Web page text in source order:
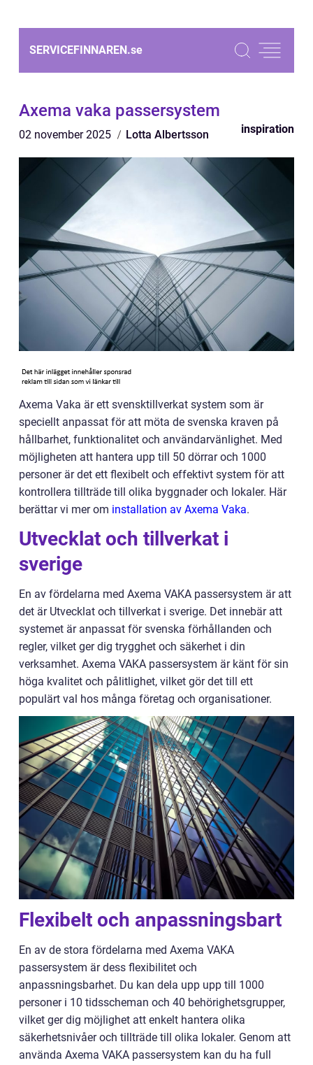
SERVICEFINNAREN.se
Axema vaka passersystem
02 november 2025 Lotta Albertsson inspiration
Axema Vaka är ett svensktillverkat system som är
speciellt anpassat för att möta de svenska kraven på
hållbarhet, funktionalitet och användarvänlighet. Med
möjligheten att hantera upp till 50 dörrar och 1000
personer är det ett flexibelt och effektivt system för att
kontrollera tillträde till olika byggnader och lokaler. Här
berättar vi mer om installation av Axema Vaka.
Utvecklat och tillverkat i
sverige
En av fördelarna med Axema VAKA passersystem är att
det är Utvecklat och tillverkat i sverige. Det innebär att
systemet är anpassat för svenska förhållanden och
regler, vilket ger dig trygghet och säkerhet i din
verksamhet. Axema VAKA passersystem är känt för sin
höga kvalitet och pålitlighet, vilket gör det till ett
populärt val hos många företag och organisationer.
Flexibelt och anpassningsbart
En av de stora fördelarna med Axema VAKA
passersystem är dess flexibilitet och
anpassningsbarhet. Du kan dela upp upp till 1000
personer i 10 tidsscheman och 40 behörighetsgrupper,
vilket ger dig möjlighet att enkelt hantera olika
säkerhetsnivåer och tillträde till olika lokaler. Genom att
använda Axema VAKA passersystem kan du ha full